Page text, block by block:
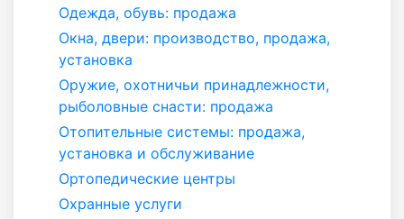
Одежда, обувь: продажа
Окна, двери: производство, продажа,
установка
Оружие, охотничьи принадлежности,
рыболовные снасти: продажа
Отопительные системы: продажа,
установка и обслуживание
Ортопедические центры
Охранные услуги